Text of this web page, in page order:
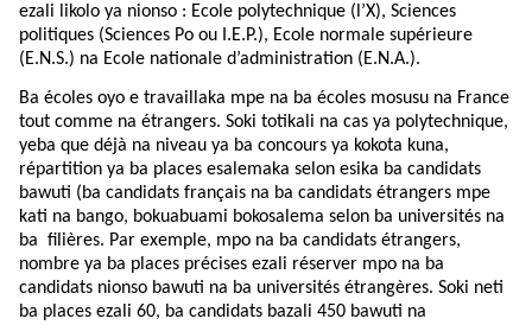
ezali likolo ya nionso : Ecole polytechnique (l’X), Sciences
politiques (Sciences Po ou I.E.P.), Ecole normale supérieure
(E.N.S.) na Ecole nationale d’administration (E.N.A.).
Ba écoles oyo e travaillaka mpe na ba écoles mosusu na France
tout comme na étrangers. Soki totikali na cas ya polytechnique,
yeba que déjà na niveau ya ba concours ya kokota kuna,
répartition ya ba places esalemaka selon esika ba candidats
bawuti (ba candidats français na ba candidats étrangers mpe
kati na bango, bokuabuami bokosalema selon ba universités na
ba filières. Par exemple, mpo na ba candidats étrangers,
nombre ya ba places précises ezali réserver mpo na ba
candidats nionso bawuti na ba universités étrangères. Soki neti
ba places ezali 60, ba candidats bazali 450 bawuti na